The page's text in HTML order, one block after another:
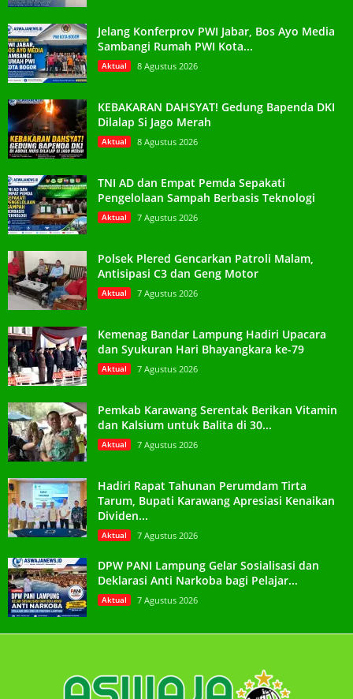
Jelang Konferprov PWI Jabar, Bos Ayo Media
Sambangi Rumah PWI Kota...
Aktual 8 Agustus 2026
KEBAKARAN DAHSYAT! Gedung Bapenda DKI
Dilalap Si Jago Merah
Aktual 8 Agustus 2026
TNI AD dan Empat Pemda Sepakati
Pengelolaan Sampah Berbasis Teknologi
Aktual 7 Agustus 2026
Polsek Plered Gencarkan Patroli Malam,
Antisipasi C3 dan Geng Motor
Aktual 7 Agustus 2026
Kemenag Bandar Lampung Hadiri Upacara
dan Syukuran Hari Bhayangkara ke-79
Aktual 7 Agustus 2026
Pemkab Karawang Serentak Berikan Vitamin
dan Kalsium untuk Balita di 30...
Aktual 7 Agustus 2026
Hadiri Rapat Tahunan Perumdam Tirta
Tarum, Bupati Karawang Apresiasi Kenaikan
Dividen...
Aktual 7 Agustus 2026
DPW PANI Lampung Gelar Sosialisasi dan
Deklarasi Anti Narkoba bagi Pelajar...
Aktual 7 Agustus 2026